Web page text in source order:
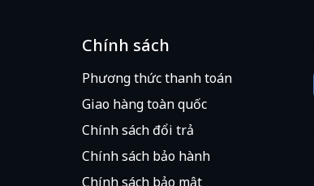
Chính sách
Phương thức thanh toán
Giao hàng toàn quốc
Chính sách đổi trả
Chính sách bảo hành
Chính sách bảo mật